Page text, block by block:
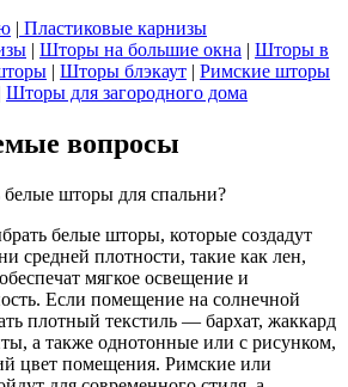
| Пластиковые карнизы
| Шторы на большие окна | Шторы в
| Шторы блэкаут | Римские шторы
Шторы для загородного дома
вопросы
шторы для спальни?
белые шторы, которые создадут
средней плотности, такие как лен,
мягкое освещение и
Если помещение на солнечной
плотный текстиль — бархат, жаккард
а также однотонные или с рисунком,
цвет помещения. Римские или